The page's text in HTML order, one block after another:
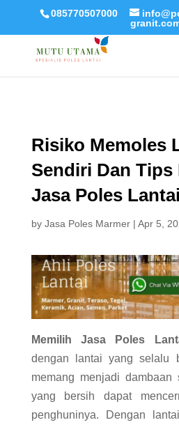
085770507000
Risiko Memoles
Sendiri Dan Tips
Jasa Poles Lantai
by Jasa Poles Marmer| Apr 5,
Memilih Jasa Poles
dengan lantai yang selalu
memang menjadi dambaan
yang bersih dapat
penghuninya. Dengan